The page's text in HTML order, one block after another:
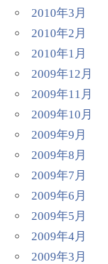
2010年3月
2010年2月
2010年1月
2009年12月
2009年11月
2009年10月
2009年9月
2009年8月
2009年7月
2009年6月
2009年5月
2009年4月
2009年3月